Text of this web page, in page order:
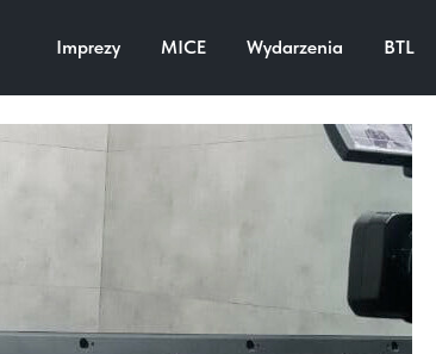
Imprezy MICE Wydarzenia BTL
Alfa-Bank, 2021